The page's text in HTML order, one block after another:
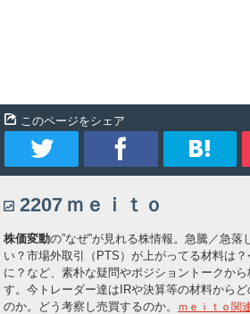
このページをシェア
ー
ト
ア
2207 ｍｅｉｔｏ
株価変動の”なぜ”が見れる株情報。急騰／急落
い？市場外取引（PTS）が上がってる材料は
に？など、素朴な疑問やポジショントークか
す。今トレーダー達はIRや決算等の材料から
のか。どう考察し売買するのか。
ｍｅｉｔｏ関